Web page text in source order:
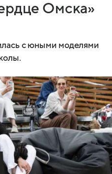
Омска»
с юными моделями